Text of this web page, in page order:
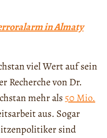
in Almaty
viel Wert auf sein
Recherche von Dr.
mehr als50 Mio.
aus. Sogar
sind